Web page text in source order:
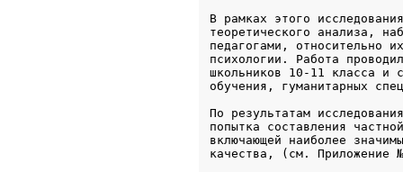
В рамках этого
теоретического анализа,
педагогами, относительно
психологии. Работа
школьников 10-11 класса и
обучения, гуманитарных
По результатам
попытка составления
включающей наиболее